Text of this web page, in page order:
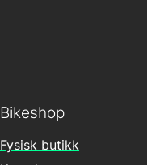
Bikeshop
Fysisk butikk